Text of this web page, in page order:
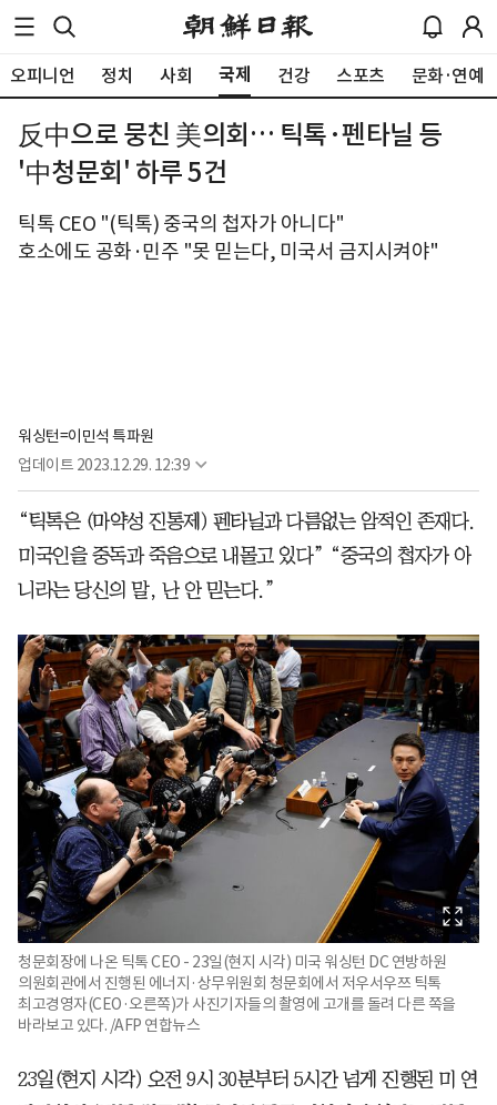
오피니언 정치 사회 국제 건강 스포츠 문화·연예
反中으로 뭉친 美의회… 틱톡·펜타닐 등
'中청문회' 하루 5건
틱톡 CEO "(틱톡) 중국의 첩자가 아니다"
호소에도 공화·민주 "못 믿는다, 미국서 금지시켜야"
워싱턴=이민석 특파원
업데이트 2023.12.29. 12:39
“틱톡은 (마약성 진통제) 펜타닐과 다름없는 암적인 존재다.
미국인을 중독과 죽음으로 내몰고 있다” “중국의 첩자가 아
니라는 당신의 말, 난 안 믿는다.”
청문회장에 나온 틱톡 CEO - 23일(현지 시각) 미국 워싱턴 DC 연방하원
의원회관에서 진행된 에너지·상무위원회 청문회에서 저우서우쯔 틱톡
최고경영자(CEO·오른쪽)가 사진기자들의 촬영에 고개를 돌려 다른 쪽을
바라보고 있다. /AFP 연합뉴스
23일(현지 시각) 오전 9시 30분부터 5시간 넘게 진행된 미 연